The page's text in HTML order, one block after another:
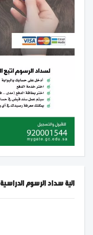
الية سداد الرسوم الدراسية